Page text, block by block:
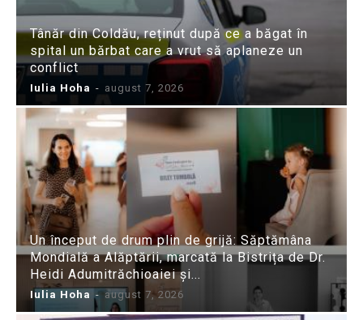
Tânăr din Coldău, reținut după ce a băgat în
spital un bărbat care a vrut să aplaneze un
conflict
Iulia Hoha - august 7, 2026
Un început de drum plin de grijă: Săptămâna
Mondială a Alăptării, marcată la Bistrița de Dr.
Heidi Adumitrăchioaiei și...
Iulia Hoha - august 7, 2026